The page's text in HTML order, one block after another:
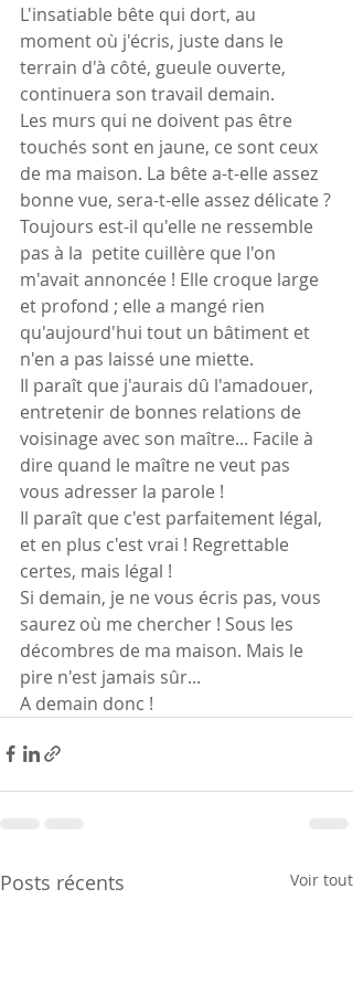
L'insatiable bête qui dort, au
moment où j'écris, juste dans le
terrain d'à côté, gueule ouverte,
continuera son travail demain.
Les murs qui ne doivent pas être
touchés sont en jaune, ce sont ceux
de ma maison. La bête a-t-elle assez
bonne vue, sera-t-elle assez délicate ?
Toujours est-il qu'elle ne ressemble
pas à la  petite cuillère que l'on
m'avait annoncée ! Elle croque large
et profond ; elle a mangé rien
qu'aujourd'hui tout un bâtiment et
n'en a pas laissé une miette.
Il paraît que j'aurais dû l'amadouer,
entretenir de bonnes relations de
voisinage avec son maître... Facile à
dire quand le maître ne veut pas
vous adresser la parole !
Il paraît que c'est parfaitement légal,
et en plus c'est vrai ! Regrettable
certes, mais légal !
Si demain, je ne vous écris pas, vous
saurez où me chercher ! Sous les
décombres de ma maison. Mais le
pire n'est jamais sûr...
A demain donc !
Posts récents Voir tout